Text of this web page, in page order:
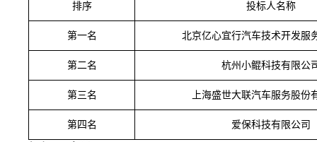
排序 投标人名称
第一名 北京亿心宜行汽车技术开发服
第二名 杭州小鲲科技有限公
第三名 上海盛世大联汽车服务股份
第四名 爱保科技有限公司